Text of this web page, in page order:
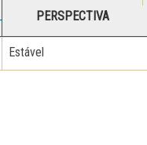
PERSPECTIVA
Estável